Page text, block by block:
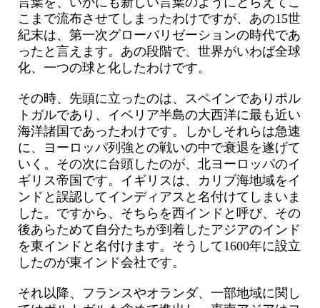
こまで流布させてしまったわけですが、あの15世
紀末は、第一次グローバリゼーションの時代であ
ったと言えます。あの段階で、世界がいわば全球
化、一つの球と化したわけです。
その時、先頭に立ったのは、スペインでありポル
トガルであり、イベリア半島の大西洋に最も近い
海洋諸国であったわけです。しかしそれらは急速
に、ヨーロッパ列強との戦いの中で衰退を遂げて
いく。その次に台頭したのが、北ヨーロッパのイ
ギリス帝国です。イギリスは、カリブ海地域をイ
ンドと誤認してインディアスと名付けてしまいま
した。ですから、そちらを西インドと呼び、その
後あらためて自分たちが到着したアジアのインド
を東インドと名付けます。そうして1600年に設立
したのが東インド会社です。
それ以降、フランスやオランダ、一部地域に関し